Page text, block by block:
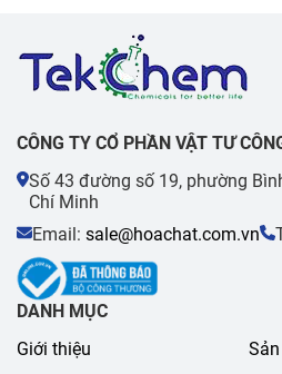
CÔNG TY CỔ PHẦN VẬT TƯ
Số 43 đường số 19, phường
Chí Minh
Email: sale@hoachat.com.vn
DANH MỤC
Giới thiệu